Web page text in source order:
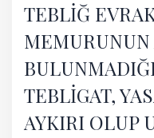
TEBLİĞ
TEBLİGAT,
AYKIRI OLUP